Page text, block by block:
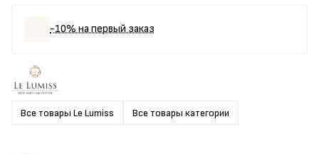
Все товары Le Lumiss Все товары категории
-10% на первый заказ